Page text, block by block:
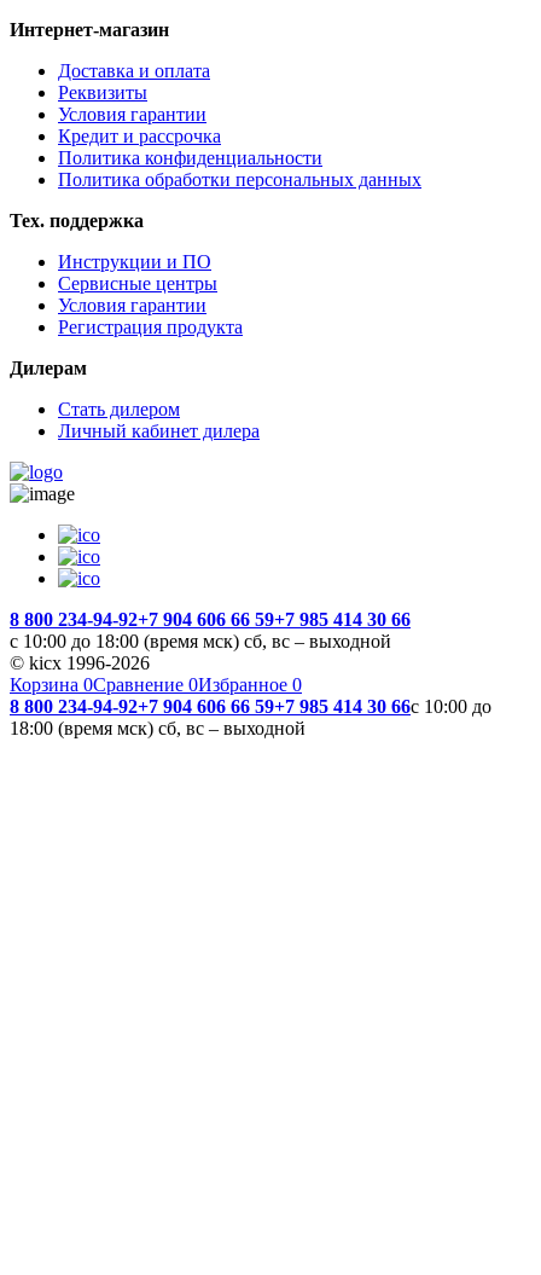
Интернет-магазин
Доставка и оплата
Реквизиты
Условия гарантии
Кредит и рассрочка
Политика конфиденциальности
Политика обработки персональных данных
Тех. поддержка
Инструкции и ПО
Сервисные центры
Условия гарантии
Регистрация продукта
Дилерам
Стать дилером
Личный кабинет дилера
8 800 234-94-92+7 904 606 66 59+7 985 414 30 66
с 10:00 до 18:00 (время мск) сб, вс – выходной
© kicx 1996-2026
Корзина 0Сравнение 0Избранное 0
8 800 234-94-92+7 904 606 66 59+7 985 414 30 66с 10:00 до
18:00 (время мск) сб, вс – выходной